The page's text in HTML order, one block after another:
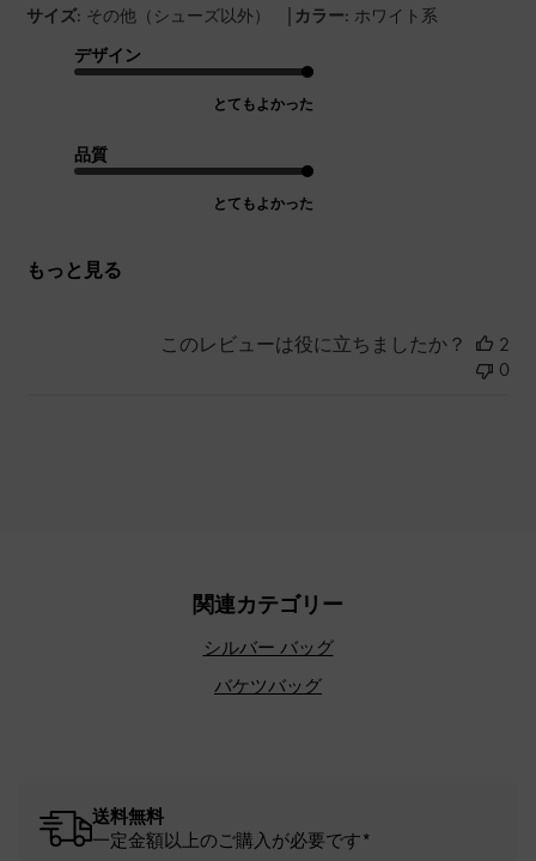
サイズ: その他（シューズ以外） | カラー: ホワイト系
デザイン
とてもよかった
品質
とてもよかった
もっと見る
このレビューは役に立ちましたか？
2
0
関連カテゴリー
シルバー バッグ
バケツバッグ
送料無料
一定金額以上のご購入が必要です*